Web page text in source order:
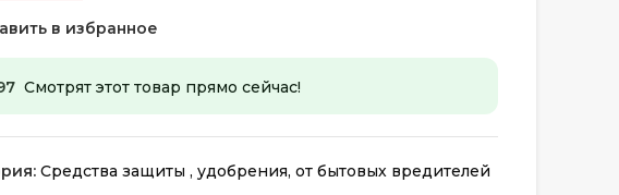
в избранное
Смотрят этот товар прямо сейчас!
Средства защиты , удобрения, от бытовых вредителей